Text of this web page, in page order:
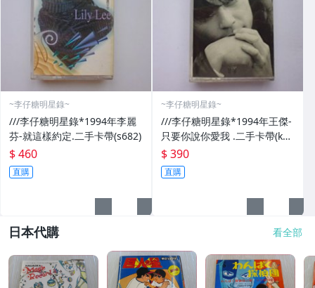
~李仔糖明星錄~
///李仔糖明星錄*1994年李麗
芬-就這樣約定.二手卡帶(s682)
$ 460
直購
~李仔糖明星錄~
///李仔糖明星錄*1994年王傑-
只要你說你愛我 .二手卡帶(k35
0)
$ 390
直購
日本代購 看全部